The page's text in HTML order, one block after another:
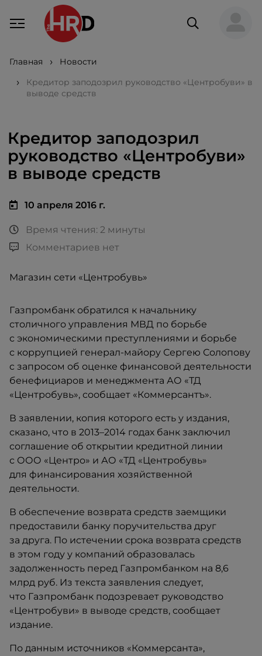
Главная
Новости
Кредитор заподозрил руководство «Центробуви» в
выводе средств
Кредитор заподозрил
руководство «Центробуви»
в выводе средств
10 апреля 2016 г.
Время чтения: 2 минуты
Комментариев нет
Магазин сети «Центробувь»
Газпромбанк обратился к начальнику
столичного управления МВД по борьбе
с экономическими преступлениями и борьбе
с коррупцией генерал-майору Сергею Солопову
c запросом об оценке финансовой деятельности
бенефициаров и менеджмента АО «ТД
«Центробувь», сообщает «Коммерсантъ».
​В заявлении, копия которого есть у издания,
сказано, что в 2013–2014 годах банк заключил
соглашение об открытии кредитной линии
с ООО «Центро» и АО «ТД «Центробувь»
для финансирования хозяйственной
деятельности.
В обеспечение возврата средств заемщики
предоставили банку поручительства друг
за друга. По истечении срока возврата средств
в этом году у компаний образовалась
задолженность перед Газпромбанком на 8,6
млрд руб. Из текста заявления следует,
что Газпромбанк подозревает руководство
«Центробуви» в выводе средств, сообщает
издание.
По данным источников «Коммерсанта»,